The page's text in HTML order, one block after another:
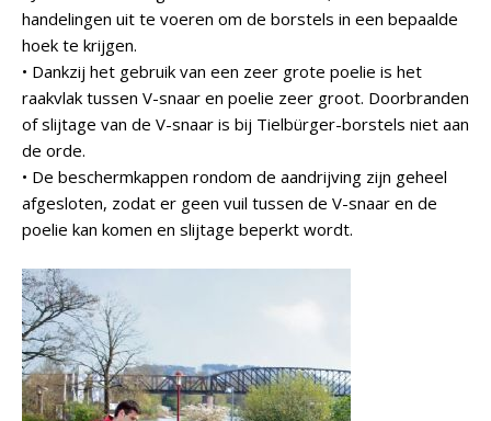
handelingen uit te voeren om de borstels in een bepaalde
hoek te krijgen.
• Dankzij het gebruik van een zeer grote poelie is het
raakvlak tussen V-snaar en poelie zeer groot. Doorbranden
of slijtage van de V-snaar is bij Tielbürger-borstels niet aan
de orde.
• De beschermkappen rondom de aandrijving zijn geheel
afgesloten, zodat er geen vuil tussen de V-snaar en de
poelie kan komen en slijtage beperkt wordt.